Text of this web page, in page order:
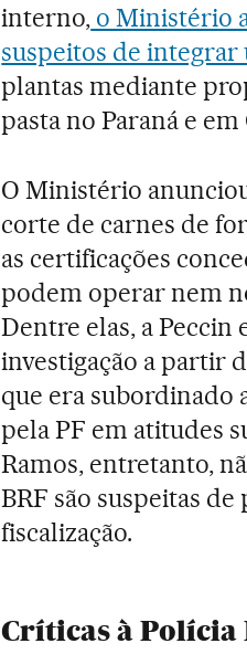
interno, o Ministério
suspeitos de
plantas mediante
pasta no Paraná e em
O Ministério
corte de carnes de
as certificações
podem operar nem
Dentre elas, a Peccin
investigação a partir
que era subordinado
pela PF em atitudes
Ramos, entretanto,
BRF são suspeitas
fiscalização.
Críticas à Polícia